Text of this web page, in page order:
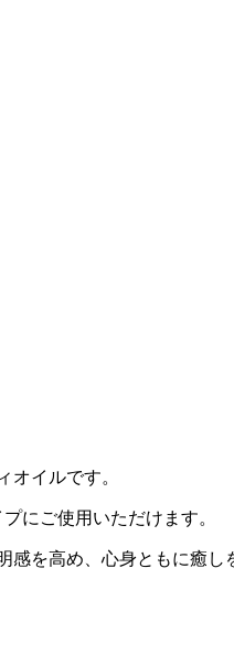
イルです。
にご使用いただけます。
を高め、心身ともに癒し